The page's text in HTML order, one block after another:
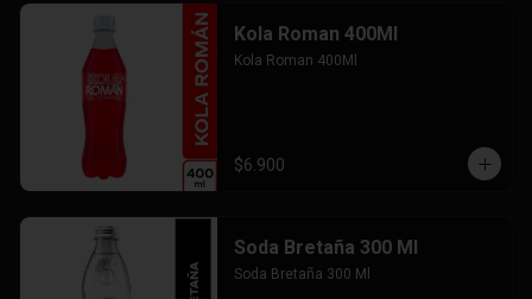
Kola Roman 400Ml
Kola Roman 400Ml
$6.900
Soda Bretaña 300 Ml
Soda Bretaña 300 Ml